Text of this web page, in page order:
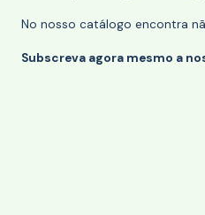
No nosso catálogo encontra
Subscreva agora mesmo a